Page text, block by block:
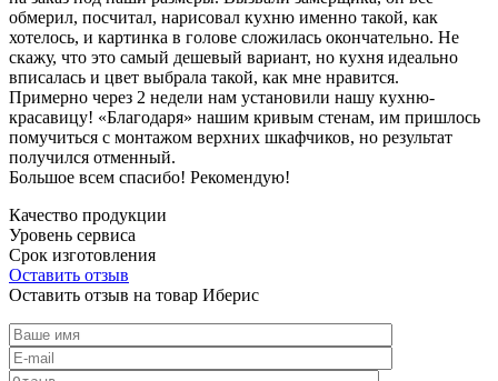
обмерил, посчитал, нарисовал кухню именно такой, как
хотелось, и картинка в голове сложилась окончательно. Не
скажу, что это самый дешевый вариант, но кухня идеально
вписалась и цвет выбрала такой, как мне нравится.
Примерно через 2 недели нам установили нашу кухню-
красавицу! «Благодаря» нашим кривым стенам, им пришлось
помучиться с монтажом верхних шкафчиков, но результат
получился отменный.
Большое всем спасибо! Рекомендую!
Качество продукции
Уровень сервиса
Срок изготовления
Оставить отзыв
Оставить отзыв на товар Иберис